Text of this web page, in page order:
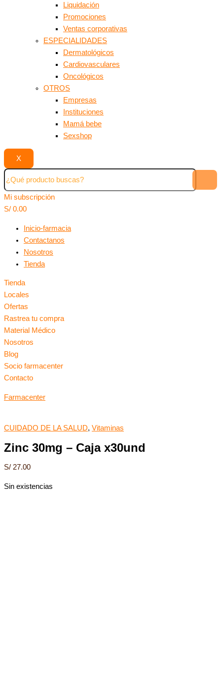
Liquidación
Promociones
Ventas corporativas
ESPECIALIDADES
Dermatológicos
Cardiovasculares
Oncológicos
OTROS
Empresas
Instituciones
Mamá bebe
Sexshop
X
Mi subscripción
S/ 0.00
Inicio-farmacia
Contactanos
Nosotros
Tienda
Tienda
Locales
Ofertas
Rastrea tu compra
Material Médico
Nosotros
Blog
Socio farmacenter
Contacto
Farmacenter
CUIDADO DE LA SALUD, Vitaminas
Zinc 30mg – Caja x30und
S/ 27.00
Sin existencias